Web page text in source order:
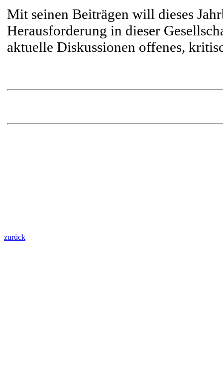
Mit seinen Beiträgen will dieses
Herausforderung in dieser
aktuelle Diskussionen offenes,
zurück